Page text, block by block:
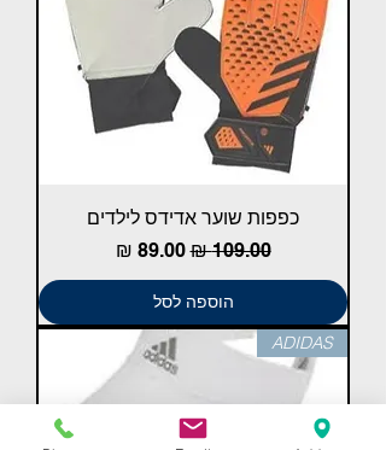
כפפות שוער אדידס לילדים
מחיר רגיל‏109.00 ‏₪ מחיר מבצע‏89.00 ‏₪
הוספה לסל
ADIDAS